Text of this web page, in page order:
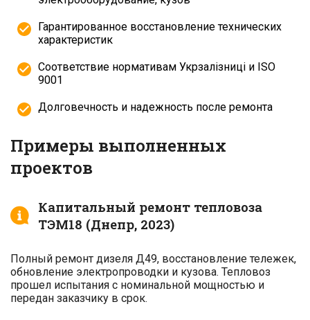
Гарантированное восстановление технических
характеристик
Соответствие нормативам Укрзалізниці и ISO
9001
Долговечность и надежность после ремонта
Примеры выполненных
проектов
Капитальный ремонт тепловоза
ТЭМ18 (Днепр, 2023)
Полный ремонт дизеля Д49, восстановление тележек,
обновление электропроводки и кузова. Тепловоз
прошел испытания с номинальной мощностью и
передан заказчику в срок.